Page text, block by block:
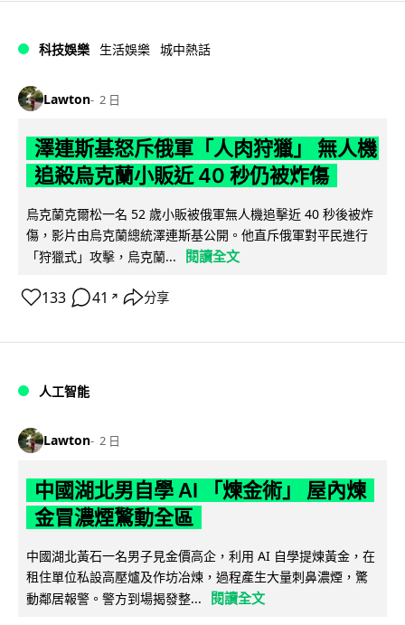
科技娛樂 生活娛樂 城中熱話
Lawton 2 日
澤連斯基怒斥俄軍「人肉狩獵」 無人機
追殺烏克蘭小販近 40 秒仍被炸傷
烏克蘭克爾松一名 52 歲小販被俄軍無人機追擊近 40 秒後被炸
傷，影片由烏克蘭總統澤連斯基公開。他直斥俄軍對平民進行
「狩獵式」攻擊，烏克蘭...
閱讀全文
133 41 ↗ 分享
人工智能
Lawton 2 日
中國湖北男自學 AI 「煉金術」 屋內煉
金冒濃煙驚動全區
中國湖北黃石一名男子見金價高企，利用 AI 自學提煉黃金，在
租住單位私設高壓爐及作坊冶煉，過程產生大量刺鼻濃煙，驚
動鄰居報警。警方到場揭發整...
閱讀全文